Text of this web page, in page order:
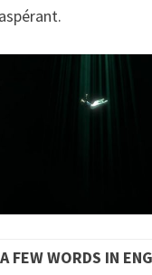
A FEW WORDS IN